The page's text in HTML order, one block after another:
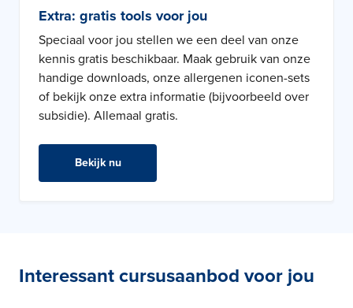
Extra: gratis tools voor jou
Speciaal voor jou stellen we een deel van onze
kennis gratis beschikbaar. Maak gebruik van onze
handige downloads, onze allergenen iconen-sets
of bekijk onze extra informatie (bijvoorbeeld over
subsidie). Allemaal gratis.
Bekijk nu
Interessant cursusaanbod voor jou